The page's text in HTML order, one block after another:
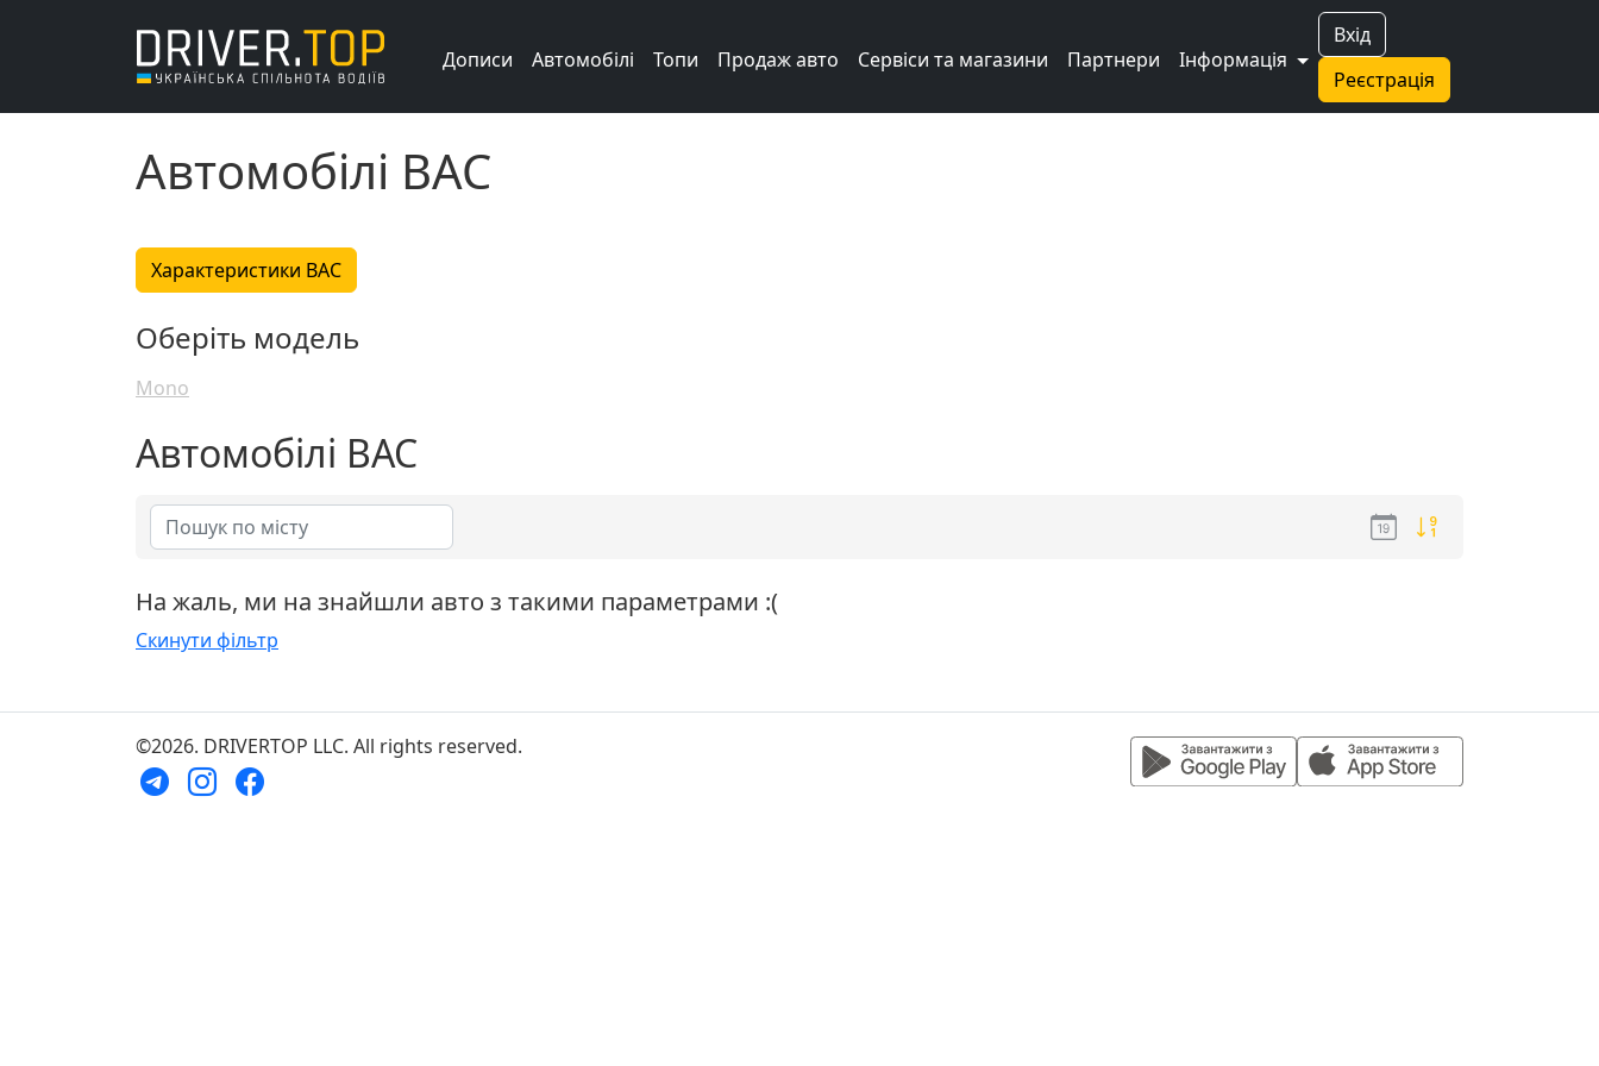
Вхід
Реєстрація
Дописи Автомобілі Топи Продаж авто Сервіси та магазини Партнери Інформація
Автомобілі BAC
Характеристики BAC
Оберіть модель
Mono
Автомобілі BAC
На жаль, ми на знайшли авто з такими параметрами :(
Скинути фільтр
©2026. DRIVERTOP LLC. All rights reserved.